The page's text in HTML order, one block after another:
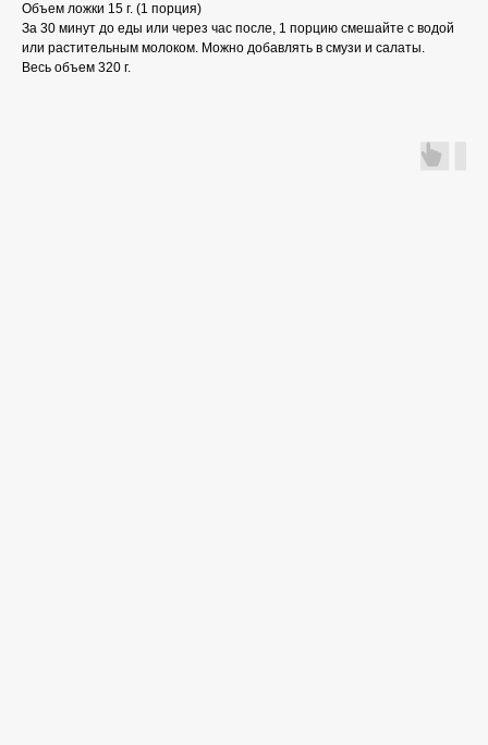
Объем ложки 15 г. (1 порция)
За 30 минут до еды или через час после, 1 порцию смешайте с водой
или растительным молоком. Можно добавлять в смузи и салаты.
Весь объем 320 г.